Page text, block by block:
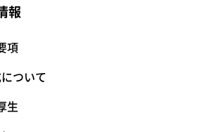
報
項
ついて
生